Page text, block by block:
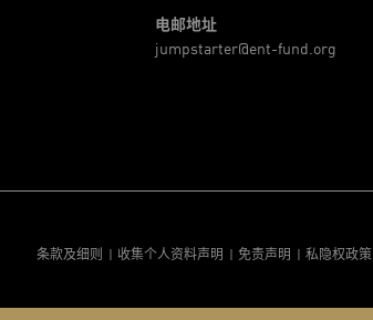
电邮地址
jumpstarter@ent-fund.org
条款及细则 收集个人资料声明 免责声明 私隐权政策